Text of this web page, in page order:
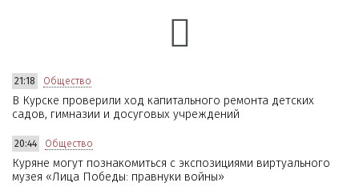
21:18 Общество
В Курске проверили ход капитального ремонта детских
садов, гимназии и досуговых учреждений
20:44 Общество
Куряне могут познакомиться с экспозициями виртуального
музея «Лица Победы: правнуки войны»